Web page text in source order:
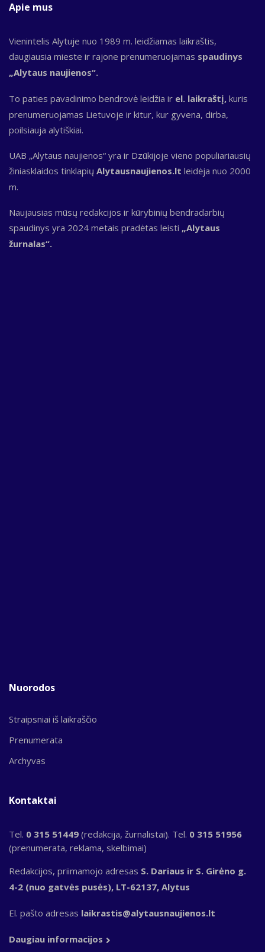
Apie mus
Vienintelis Alytuje nuo 1989 m. leidžiamas laikraštis,
daugiausia mieste ir rajone prenumeruojamas spaudinys
„Alytaus naujienos“.
To paties pavadinimo bendrovė leidžia ir el. laikraštį, kuris
prenumeruojamas Lietuvoje ir kitur, kur gyvena, dirba,
poilsiauja alytiškiai.
UAB „Alytaus naujienos“ yra ir Dzūkijoje vieno populiariausių
žiniasklaidos tinklapių Alytausnaujienos.lt leidėja nuo 2000
m.
Naujausias mūsų redakcijos ir kūrybinių bendradarbių
spaudinys yra 2024 metais pradėtas leisti „Alytaus
žurnalas“.
Nuorodos
Straipsniai iš laikraščio
Prenumerata
Archyvas
Kontaktai
Tel. 0 315 51449 (redakcija, žurnalistai). Tel. 0 315 51956
(prenumerata, reklama, skelbimai)
Redakcijos, priimamojo adresas S. Dariaus ir S. Girėno g.
4-2 (nuo gatvės pusės), LT-62137, Alytus
El. pašto adresas laikrastis@alytausnaujienos.lt
Daugiau informacijos